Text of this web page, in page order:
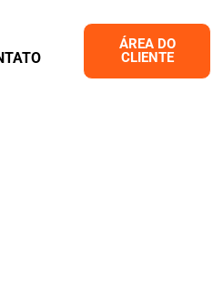
ÁREA DO
CLIENTE